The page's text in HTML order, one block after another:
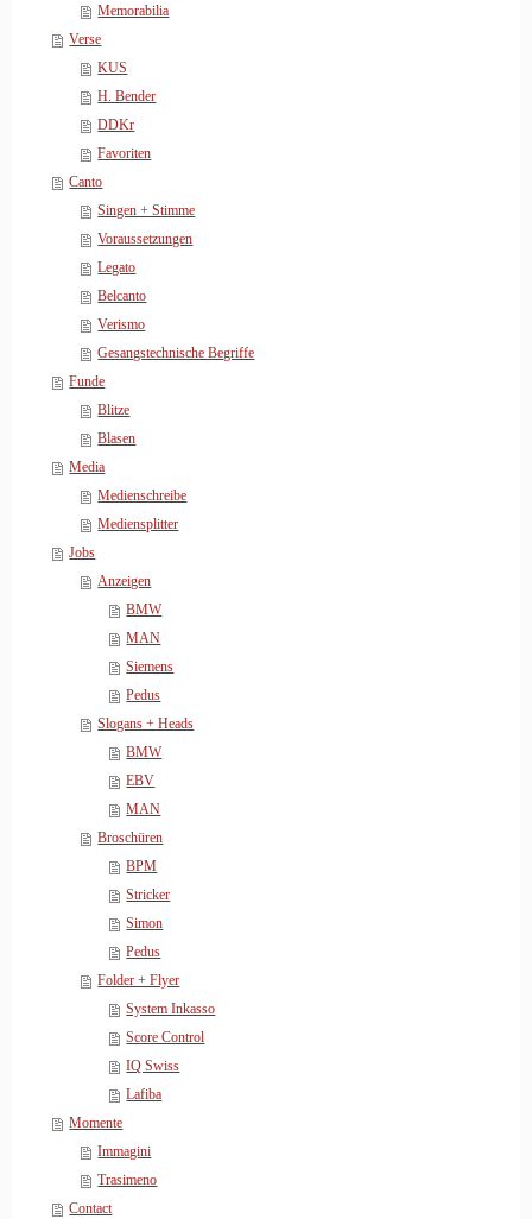
Memorabilia
Verse
KUS
H. Bender
DDKr
Favoriten
Canto
Singen + Stimme
Voraussetzungen
Legato
Belcanto
Verismo
Gesangstechnische Begriffe
Funde
Blitze
Blasen
Media
Medienschreibe
Mediensplitter
Jobs
Anzeigen
BMW
MAN
Siemens
Pedus
Slogans + Heads
BMW
EBV
MAN
Broschüren
BPM
Stricker
Simon
Pedus
Folder + Flyer
System Inkasso
Score Control
IQ Swiss
Lafiba
Momente
Immagini
Trasimeno
Contact